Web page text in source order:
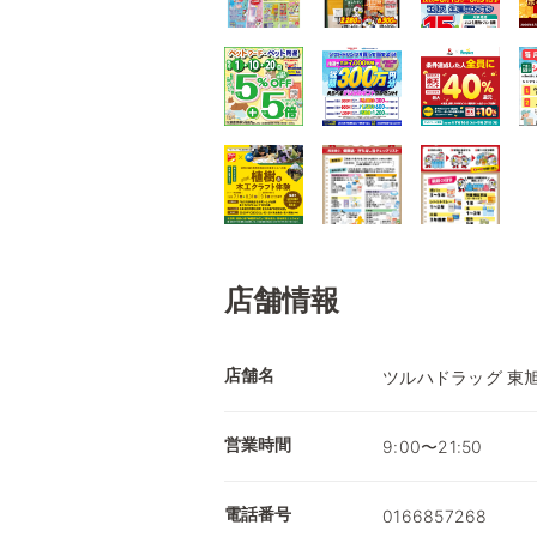
店舗情報
店舗名 ツルハドラッグ 東
営業時間 9:00〜21:50
電話番号 0166857268